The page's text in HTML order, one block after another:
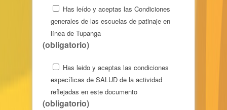
Has leído y aceptas las Condiciones
generales de las escuelas de patinaje en
línea de Tupanga
(obligatorio)
Has leido y aceptas las condiciones
específicas de SALUD de la actividad
reflejadas en este documento
(obligatorio)